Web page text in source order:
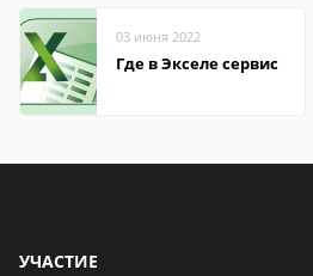
03 июня 2022
Где в Экселе сервис
УЧАСТИЕ